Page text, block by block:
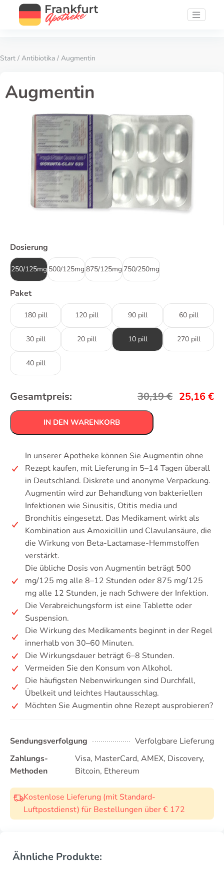
Start / Antibiotika / Augmentin
Augmentin
Dosierung
250/125mg 500/125mg875/125mg 750/250mg
Paket
180 pill 120 pill 90 pill 60 pill
30 pill 20 pill 10 pill 270 pill
40 pill
Gesamtpreis: 30,19€ 25,16€
IN DEN WARENKORB
In unserer Apotheke können Sie Augmentin ohne
Rezept kaufen, mit Lieferung in 5–14 Tagen überall
in Deutschland. Diskrete und anonyme Verpackung.
Augmentin wird zur Behandlung von bakteriellen
Infektionen wie Sinusitis, Otitis media und
Bronchitis eingesetzt. Das Medikament wirkt als
Kombination aus Amoxicillin und Clavulansäure, die
die Wirkung von Beta-Lactamase-Hemmstoffen
verstärkt.
Die übliche Dosis von Augmentin beträgt 500
mg/125 mg alle 8–12 Stunden oder 875 mg/125
mg alle 12 Stunden, je nach Schwere der Infektion.
Die Verabreichungsform ist eine Tablette oder
Suspension.
Die Wirkung des Medikaments beginnt in der Regel
innerhalb von 30–60 Minuten.
Die Wirkungsdauer beträgt 6–8 Stunden.
Vermeiden Sie den Konsum von Alkohol.
Die häufigsten Nebenwirkungen sind Durchfall,
Übelkeit und leichtes Hautausschlag.
Möchten Sie Augmentin ohne Rezept ausprobieren?
Sendungsverfolgung
Verfolgbare Lieferung
Zahlungs-
Methoden
Visa, MasterCard, AMEX, Discovery,
Bitcoin, Ethereum
Kostenlose Lieferung (mit Standard-
Luftpostdienst) für Bestellungen über € 172
Ähnliche Produkte: